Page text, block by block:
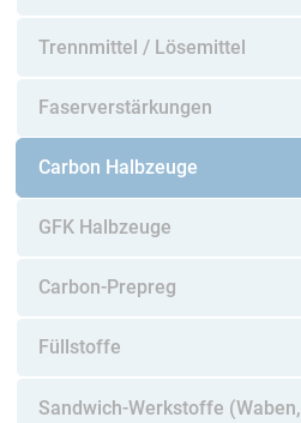
Trennmittel / Lösemittel
Faserverstärkungen
Carbon Halbzeuge
GFK Halbzeuge
Carbon-Prepreg
Füllstoffe
Sandwich-Werkstoffe (Waben,